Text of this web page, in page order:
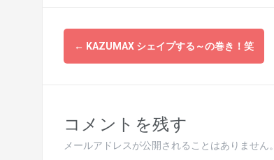
投
稿
ビ
ゲ
← KAZUMAX シェイプする～の巻き！笑
コメントを残す
メールアドレスが公開されることはありません。